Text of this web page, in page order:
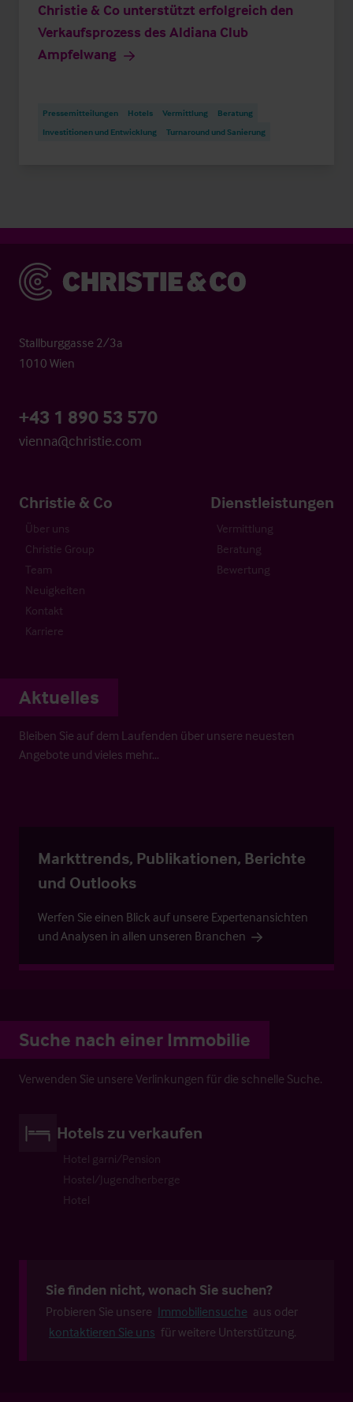
Christie & Co unterstützt erfolgreich den
Verkaufsprozess des Aldiana Club
Ampfelwang
Pressemitteilungen Hotels Vermittlung
Beratung
Investitionen und Entwicklung
Turnaround und Sanierung
Christie & Co
Stallburggasse 2/3a
1010 Wien
+43 1 890 53 570
vienna@christie.com
Christie & Co
Über uns
Christie Group
Team
Neuigkeiten
Kontakt
Karriere
Dienstleistungen
Vermittlung
Beratung
Bewertung
Aktuelles
Bleiben Sie auf dem Laufenden über unsere neuesten
Angebote und vieles mehr…
Markttrends, Publikationen, Berichte
und Outlooks
Werfen Sie einen Blick auf unsere Expertenansichten
und Analysen in allen unseren Branchen
Suche nach einer Immobilie
Verwenden Sie unsere Verlinkungen für die schnelle Suche.
Hotels zu verkaufen
Hotel garni/Pension
Hostel/Jugendherberge
Hotel
Sie finden nicht, wonach Sie suchen?
Probieren Sie unsere Immobiliensuche aus oder
kontaktieren Sie uns für weitere Unterstützung.